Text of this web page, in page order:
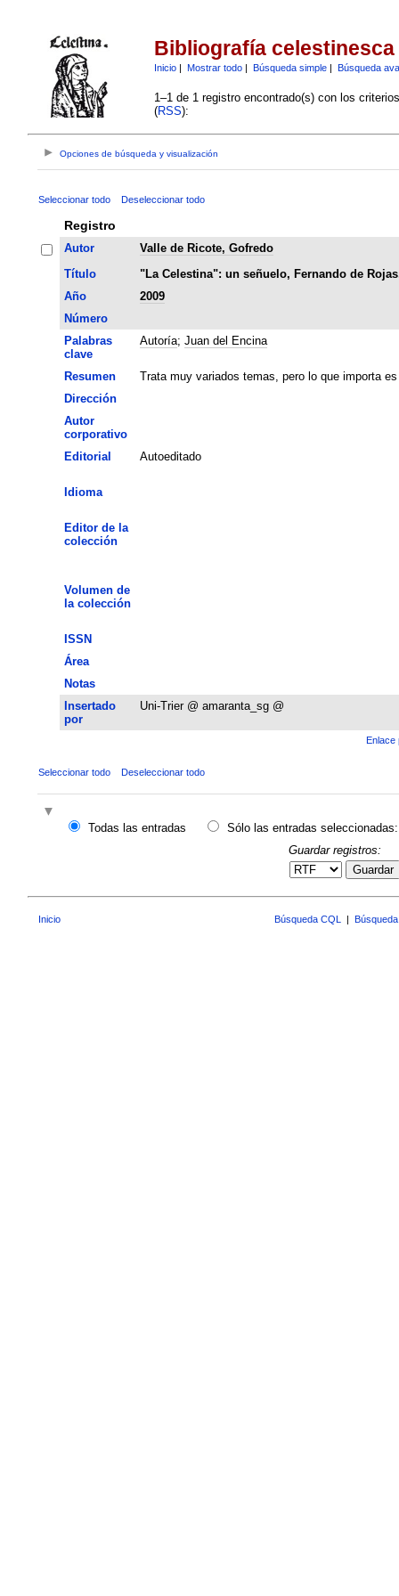
Bibliografía celestinesca
Inicio| Mostrar todo| Búsqueda simple| Búsqueda
1–1 de 1 registro encontrado(s) con los
(RSS):
Opciones de búsqueda y visualización
Seleccionar todo Deseleccionar todo
Registro
Autor
Valle de Ricote, Gofredo
Título
"La Celestina": un señuelo, Fernando de
Año
2009
Número
Palabras
clave
Autoría; Juan del Encina
Resumen
Trata muy variados temas, pero lo que importa
Dirección
Autor
corporativo
Editorial
Autoeditado
Idioma
Editor de la
colección
Volumen de
la colección
ISSN
Área
Notas
Insertado
por
Uni-Trier @ amaranta_sg @
Enlace
Seleccionar todo Deseleccionar todo
Todas las entradas
Sólo las entradas seleccionadas:
Guardar registros:
Guardar
Inicio Búsqueda CQL